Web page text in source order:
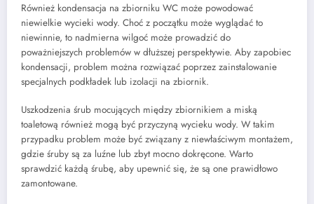
Również kondensacja na zbiorniku WC może powodować
niewielkie wycieki wody. Choć z początku może wyglądać to
niewinnie, to nadmierna wilgoć może prowadzić do
poważniejszych problemów w dłuższej perspektywie. Aby zapobiec
kondensacji, problem można rozwiązać poprzez zainstalowanie
specjalnych podkładek lub izolacji na zbiornik.
Uszkodzenia śrub mocujących między zbiornikiem a miską
toaletową również mogą być przyczyną wycieku wody. W takim
przypadku problem może być związany z niewłaściwym montażem,
gdzie śruby są za luźne lub zbyt mocno dokręcone. Warto
sprawdzić każdą śrubę, aby upewnić się, że są one prawidłowo
zamontowane.